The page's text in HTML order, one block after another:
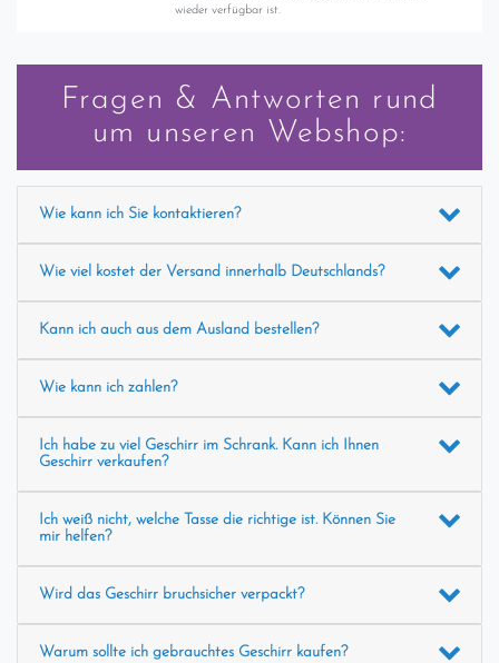
wieder verfügbar ist.
Fragen & Antworten rund
um unseren Webshop:
Wie kann ich Sie kontaktieren?
Wie viel kostet der Versand innerhalb Deutschlands?
Kann ich auch aus dem Ausland bestellen?
Wie kann ich zahlen?
Ich habe zu viel Geschirr im Schrank. Kann ich Ihnen
Geschirr verkaufen?
Ich weiß nicht, welche Tasse die richtige ist. Können Sie
mir helfen?
Wird das Geschirr bruchsicher verpackt?
Warum sollte ich gebrauchtes Geschirr kaufen?